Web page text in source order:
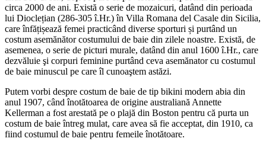
circa 2000 de ani. Există o serie de mozaicuri, datând din perioada
lui Dioclețian (286-305 î.Hr.) în Villa Romana del Casale din Sicilia,
care înfățișează femei practicând diverse sporturi și purtând un
costum asemănător costumului de baie din zilele noastre. Există, de
asemenea, o serie de picturi murale, datând din anul 1600 î.Hr., care
dezvăluie şi corpuri feminine purtând ceva asemănator cu costumul
de baie minuscul pe care îl cunoaştem astăzi.
Putem vorbi despre costum de baie de tip bikini modern abia din
anul 1907, când înotătoarea de origine australiană Annette
Kellerman a fost arestată pe o plajă din Boston pentru că purta un
costum de baie întreg mulat, care avea să fie acceptat, din 1910, ca
fiind costumul de baie pentru femeile înotătoare.